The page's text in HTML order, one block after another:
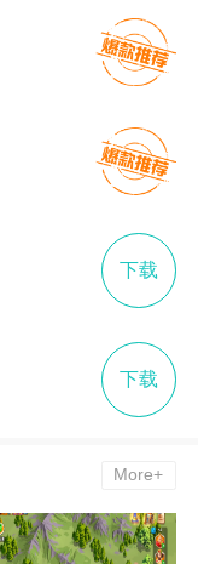
下载
下载
More+